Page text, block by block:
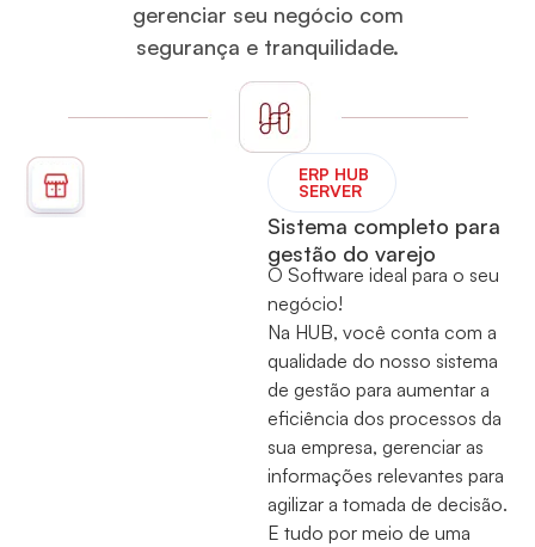
gerenciar seu negócio com
segurança e tranquilidade.
⁠ERP HUB
SERVER
Sistema completo para
gestão do varejo
O Software ideal para o seu
negócio!
Na HUB, você conta com a
qualidade do nosso sistema
de gestão para aumentar a
eficiência dos processos da
sua empresa, gerenciar as
informações relevantes para
agilizar a tomada de decisão.
E tudo por meio de uma